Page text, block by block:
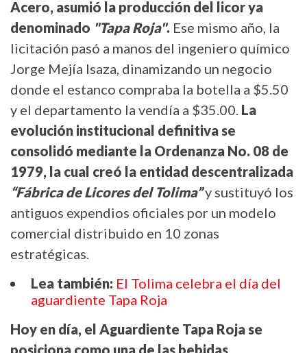
Acero, asumió la producción del licor ya
denominado "Tapa Roja". Ese mismo año, la
licitación pasó a manos del ingeniero químico
Jorge Mejía Isaza, dinamizando un negocio
donde el estanco compraba la botella a $5.50
y el departamento la vendía a $35.00. La
evolución institucional definitiva se
consolidó mediante la Ordenanza No. 08 de
1979, la cual creó la entidad descentralizada
“Fábrica de Licores del Tolima”y sustituyó los
antiguos expendios oficiales por un modelo
comercial distribuido en 10 zonas
estratégicas.
Lea también: El Tolima celebra el día del
aguardiente Tapa Roja
Hoy en día, el Aguardiente Tapa Roja se
posiciona como una de las bebidas